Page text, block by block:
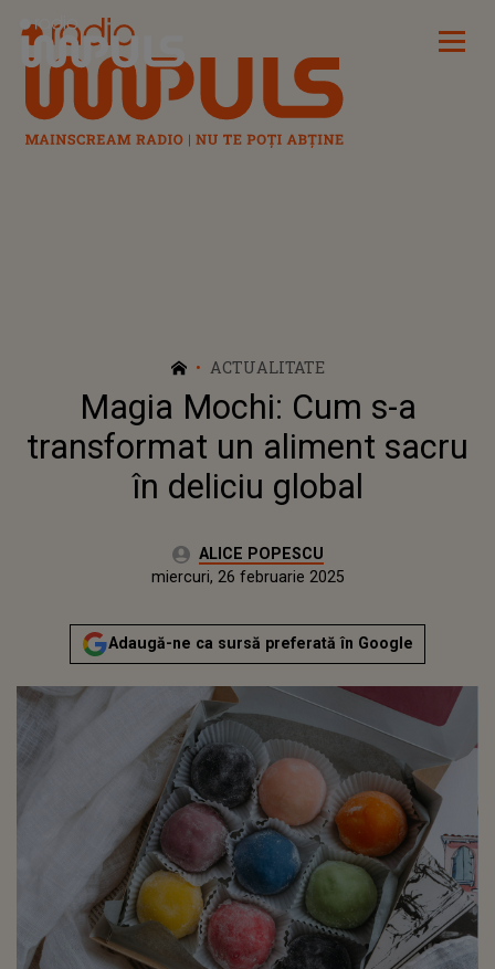
Radio Impuls
ACTUALITATE
Magia Mochi: Cum s-a
transformat un aliment sacru
în deliciu global
Autor:ALICE POPESCU
luni, 26 februarie 2024Actualizat:
miercuri, 26 februarie 2025
Adaugă-ne ca sursă preferată în Google